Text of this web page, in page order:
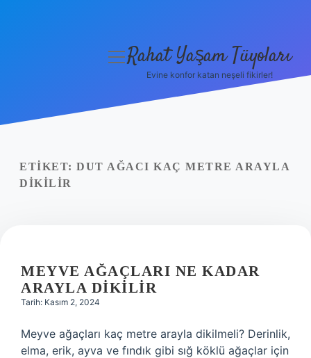
Yasal Uyarı
menüyü
Rahat Yaşam Tüyoları
Evine konfor katan neşeli fikirler!
ETIKET: DUT AĞACI KAÇ METRE ARAYLA
DIKILIR
MEYVE AĞAÇLARI NE KADAR
ARAYLA DIKILIR
Tarih: Kasım 2, 2024
Meyve ağaçları kaç metre arayla dikilmeli? Derinlik,
elma, erik, ayva ve fındık gibi sığ köklü ağaçlar için